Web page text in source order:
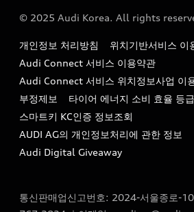
서비스 센터
서비스 프로그램
아우디 e-tron 케어 프로그램
사설수리업체를 위한 권고사항
아우디코리아 소식
아우디코리아 소개
아우디 스토리
아우디 브랜드 히스토리
quattro 시스템
딩)
이메일 : audi_m@audi-ccc.co.kr
© 2025 Audi Korea. All rights
개인정보 처리방침
위치기반서비스 이
Audi Connect 서비스 이용약관
Audi Connect 서비스 위치정보사업 이
부정제보
타이어 에너지 소비 효율 등
스마트키 KC인증 정보조회
AUDI AG의 개인정보처리에 관한 정보
Audi Digital Giveaway
통신판매업신고번호: 2024-서울종로-